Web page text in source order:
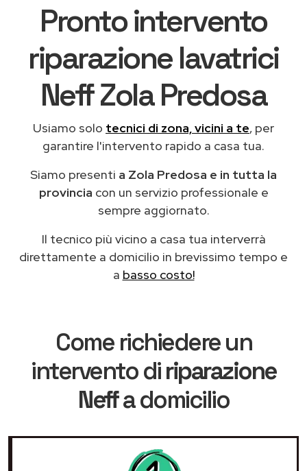
Pronto intervento
riparazione lavatrici
Neff Zola Predosa
Usiamo solo tecnici di zona, vicini a te, per
garantire l'intervento rapido a casa tua.
Siamo presenti a Zola Predosa e in tutta la
provincia con un servizio professionale e
sempre aggiornato.
Il tecnico più vicino a casa tua interverrà
direttamente a domicilio in brevissimo tempo e
a basso costo!
Come richiedere un
intervento diriparazione
Neffa domicilio